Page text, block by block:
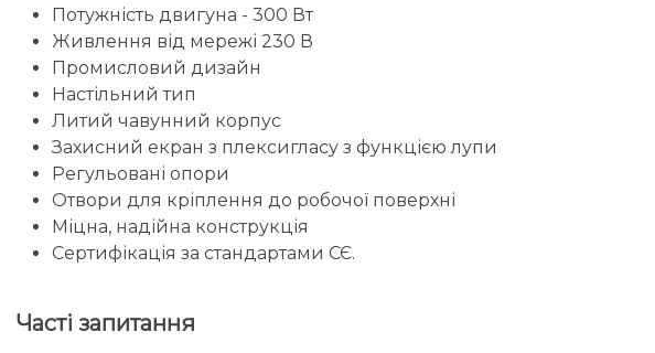
Потужність двигуна - 300 Вт
Живлення від мережі 230 В
Промисловий дизайн
Настільний тип
Литий чавунний корпус
Захисний екран з плексигласу з функцією лупи
Регульовані опори
Отвори для кріплення до робочої поверхні
Міцна, надійна конструкція
Сертифікація за стандартами СЄ.
Часті запитання